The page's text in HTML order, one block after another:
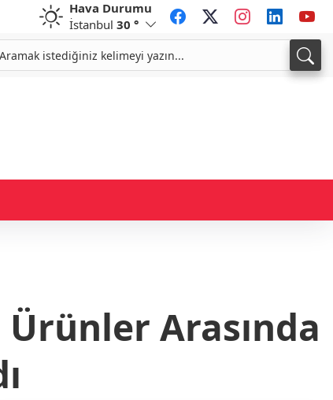
Hava Durumu
İstanbul 30 °
CHF
59,0083 %0,82
34,1883
Ürünler Arasında